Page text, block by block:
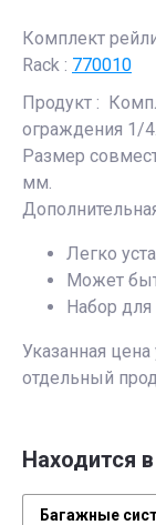
Комплект
Rack : 770010
Продукт :
ограждения 1/4.
Размер
мм.
Легко
Может
Набор для
Указанная
отдельный
Находится
Багажные